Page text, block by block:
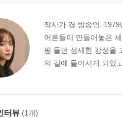
을 유지하는 사람들의 공통점
다른 기억을 끄집어내는 말
. 서글프다 : 아프고, 괴롭고, 외로운
지 말아달라는 혼잣말
마 어쩌지 못해 내리는 결정
내게만 집중할 수 있는 시간
작사가 겸 방송인.
어른들이 만들어놓은
핑 돌던 섬세한 감성을
의 길에 들어서게 되었
터뷰 (1개)